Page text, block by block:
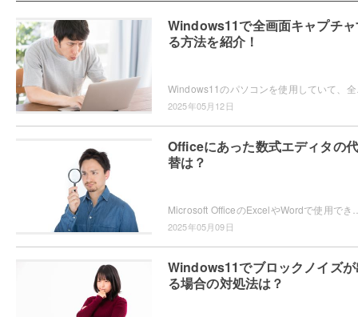
Windows11で全画面キャプチ
る方法を紹介！
2025年05月12日
Officeにあった数式エディタの代
替は？
2025年05月09日
Windows11でブロックノイズ
る場合の対処法は？